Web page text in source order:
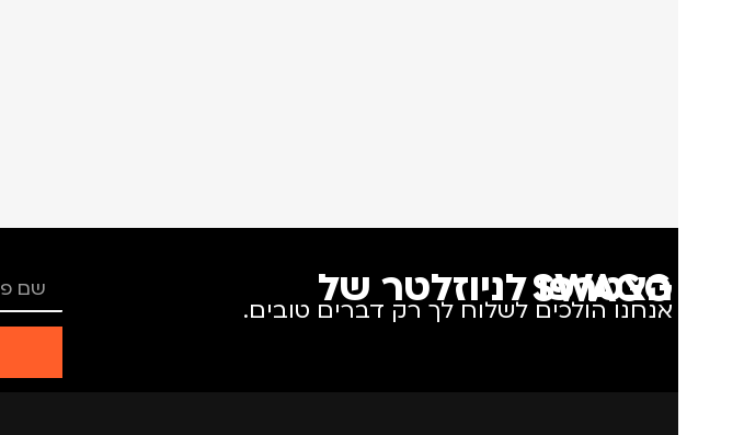
הצטרפו לניוזלטר של SWAGG
אנחנו הולכים לשלוח לך רק דברים טובים.